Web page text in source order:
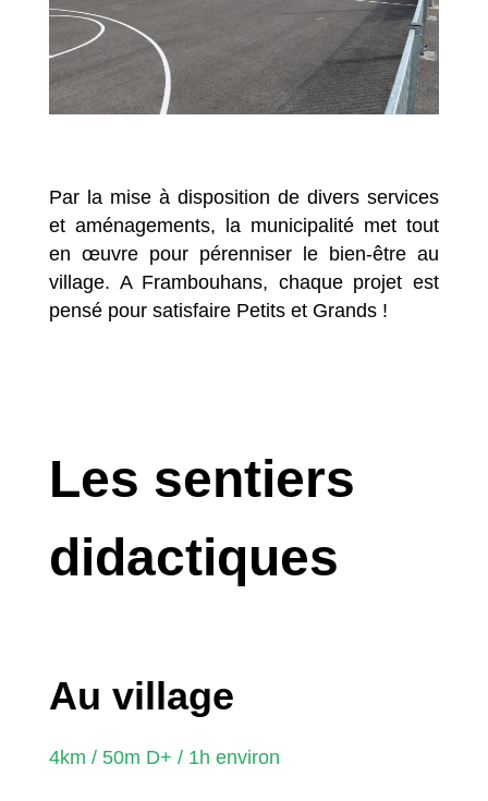
Par la mise à disposition de divers services
et aménagements, la municipalité met tout
en œuvre pour pérenniser le bien-être au
village. A Frambouhans, chaque projet est
pensé pour satisfaire Petits et Grands !
Les sentiers
didactiques
Au village
4km / 50m D+ / 1h environ